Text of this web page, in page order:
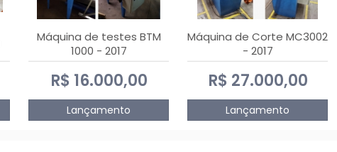
Máquina de testes BTM
1000 - 2017
R$ 16.000,00
Lançamento
Máquina de Corte MC3002
- 2017
R$ 27.000,00
Lançamento